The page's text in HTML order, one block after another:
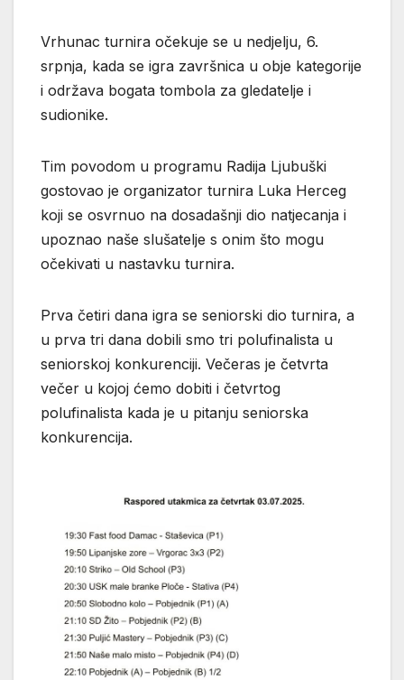
Vrhunac turnira očekuje se u nedjelju, 6.
srpnja, kada se igra završnica u obje kategorije
i održava bogata tombola za gledatelje i
sudionike.
Tim povodom u programu Radija Ljubuški
gostovao je organizator turnira Luka Herceg
koji se osvrnuo na dosadašnji dio natjecanja i
upoznao naše slušatelje s onim što mogu
očekivati u nastavku turnira.
Prva četiri dana igra se seniorski dio turnira, a
u prva tri dana dobili smo tri polufinalista u
seniorskoj konkurenciji. Večeras je četvrta
večer u kojoj ćemo dobiti i četvrtog
polufinalista kada je u pitanju seniorska
konkurencija.